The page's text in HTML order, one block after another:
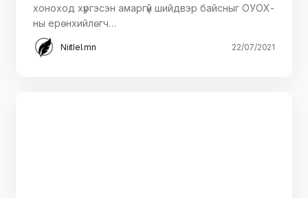
хоноход хүргэсэн амаргүй шийдвэр байсныг ОУОХ-
ны ерөнхийлөгч…
Niitlel.mn 22/07/2021